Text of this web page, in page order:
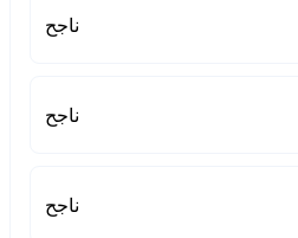
ناجح
ناجح
ناجح